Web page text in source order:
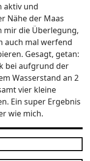
aktiv und
Nähe der Maas
mir die Überlegung,
auch mal werfend
Gesagt, getan:
bei aufgrund der
Wasserstand an 2
vier kleine
Ein super Ergebnis
wie mich.